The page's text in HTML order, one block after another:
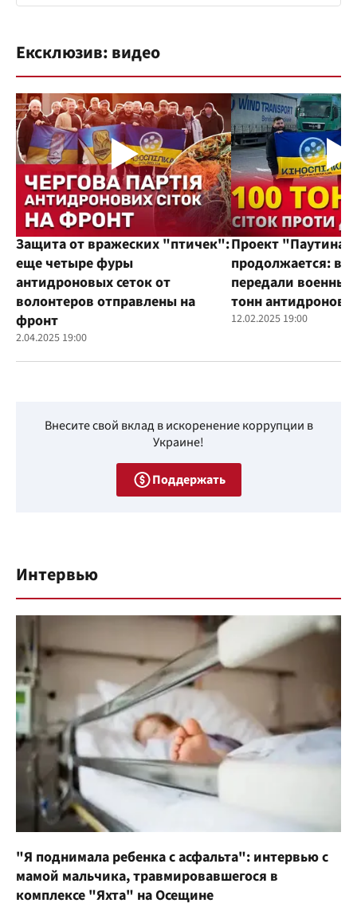
Ексклюзив: видео
Защита от вражеских "птичек":
еще четыре фуры
антидроновых сеток от
волонтеров отправлены на
фронт
2.04.2025 19:00
Проект "Паутина"
продолжается:
передали
тонн
12.02.2025 19:00
Внесите свой вклад в искоренение коррупции в
Украине!
Поддержать
Интервью
"Я поднимала ребенка с асфальта": интервью с
мамой мальчика, травмировавшегося в
комплексе "Яхта" на Осещине